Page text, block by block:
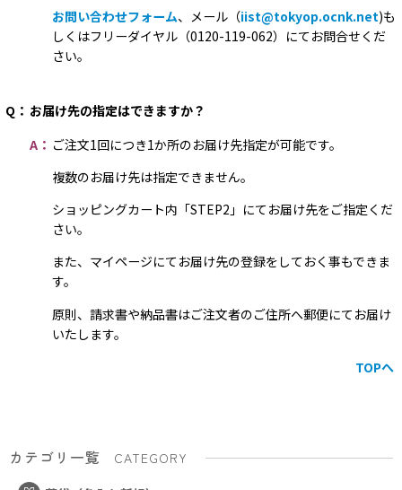
お問い合わせフォーム、メール（iist@tokyop.ocnk.net)も
しくはフリーダイヤル（0120-119-062）にてお問合せくだ
さい。
Q： お届け先の指定はできますか？
A： ご注文1回につき1か所のお届け先指定が可能です。
複数のお届け先は指定できません。
ショッピングカート内「STEP2」にてお届け先をご指定くだ
さい。
また、マイページにてお届け先の登録をしておく事もできま
す。
原則、請求書や納品書はご注文者のご住所へ郵便にてお届け
いたします。
TOPへ
カテゴリ一覧
CATEGORY